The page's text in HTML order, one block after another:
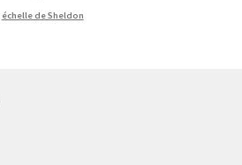
échelle de Sheldon